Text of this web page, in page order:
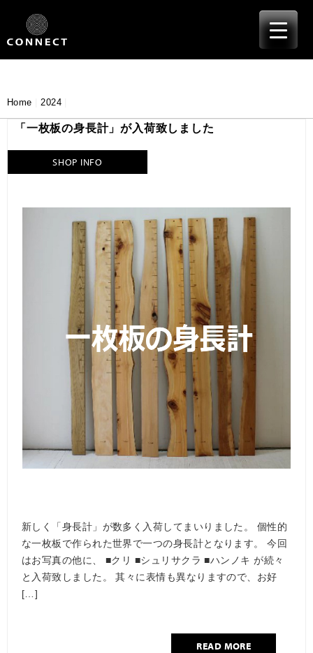
content
Home |2024|
「一枚板の身長計」が入荷致しました
SHOP INFO
新しく「身長計」が数多く入荷してまいりました。 個性的
な一枚板で作られた世界で一つの身長計となります。 今回
はお写真の他に、 ■クリ ■シュリサクラ ■ハンノキ が続々
と入荷致しました。 其々に表情も異なりますので、お好
[…]
READ MORE